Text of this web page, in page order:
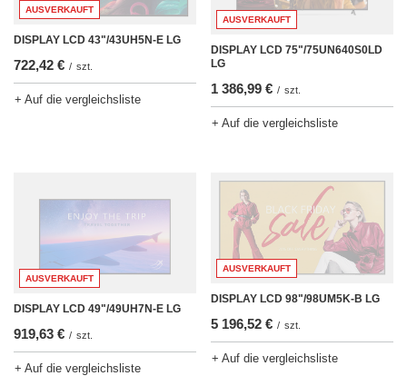
AUSVERKAUFT
DISPLAY LCD 43"/43UH5N-E LG
722,42 € / szt.
+ Auf die vergleichsliste
AUSVERKAUFT
DISPLAY LCD 75"/75UN640S0LD
LG
1 386,99 € / szt.
+ Auf die vergleichsliste
AUSVERKAUFT
DISPLAY LCD 49"/49UH7N-E LG
919,63 € / szt.
+ Auf die vergleichsliste
AUSVERKAUFT
DISPLAY LCD 98"/98UM5K-B LG
5 196,52 € / szt.
+ Auf die vergleichsliste